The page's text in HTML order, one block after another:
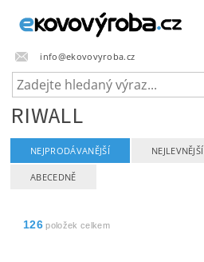
info@ekovovyroba.cz
RIWALL
NEJPRODÁVANĚJŠÍ NEJLEVNĚJŠÍ
ABECEDNĚ
126 položek celkem